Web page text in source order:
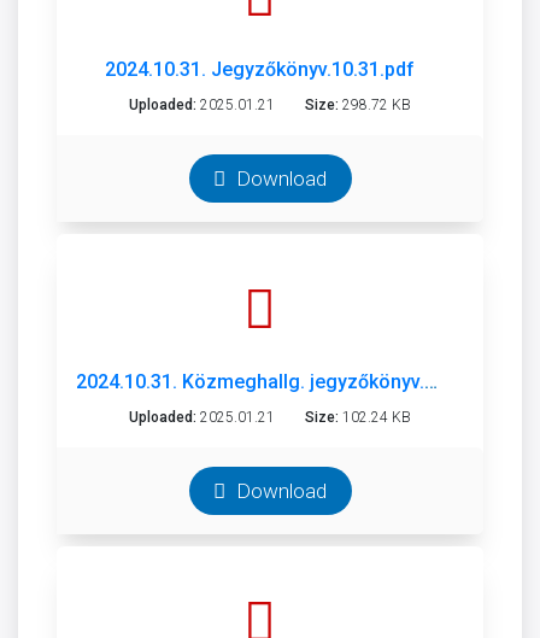
2024.10.31. Jegyzőkönyv.10.31.pdf
Uploaded: 2025.01.21 Size: 298.72 KB
Download
2024.10.31. Közmeghallg. jegyzőkönyv.10.31.pdf
Uploaded: 2025.01.21 Size: 102.24 KB
Download